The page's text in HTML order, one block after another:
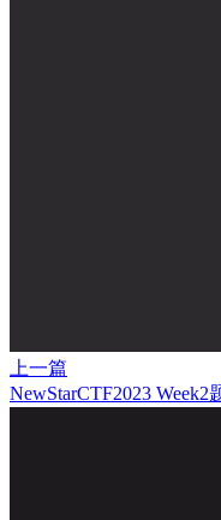
上一篇
NewStarCTF2023 Week2